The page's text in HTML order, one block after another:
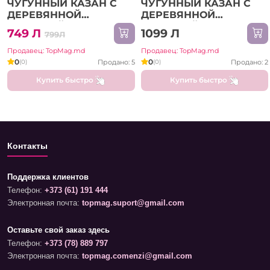
ЧУГУННЫЙ КАЗАН С
ДЕРЕВЯННОЙ
КРЫШКОЙ 34 СМ (KZN-
34CM)
749 Л 799Л
Продавец: TopMag.md
0(0) Продано: 5
Купить быстро
ЧУГУННЫЙ КАЗАН С
ДЕРЕВЯННОЙ
КРЫШКОЙ 38 СМ (KZN-
38CM)
1099 Л
Продавец: TopMag.md
0(0) Продано: 2
Купить быстро
Контакты
Поддержка клиентов
Телефон: +373 (61) 191 444
Электронная почта: topmag.suport@gmail.com
Оставьте свой заказ здесь
Телефон: +373 (78) 889 797
Электронная почта: topmag.comenzi@gmail.com